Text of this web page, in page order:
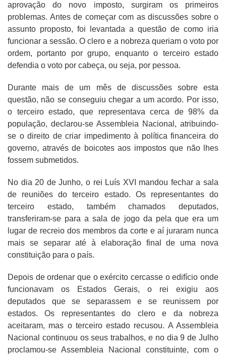
aprovação do novo imposto, surgiram os primeiros
problemas. Antes de começar com as discussões sobre o
assunto proposto, foi levantada a questão de como iria
funcionar a sessão. O clero e a nobreza queriam o voto por
ordem, portanto por grupo, enquanto o terceiro estado
defendia o voto por cabeça, ou seja, por pessoa.
Durante mais de um mês de discussões sobre esta
questão, não se conseguiu chegar a um acordo. Por isso,
o terceiro estado, que representava cerca de 98% da
população, declarou-se Assembleia Nacional, atribuindo-
se o direito de criar impedimento à política financeira do
governo, através de boicotes aos impostos que não lhes
fossem submetidos.
No dia 20 de Junho, o rei Luís XVI mandou fechar a sala
de reuniões do terceiro estado. Os representantes do
terceiro estado, também chamados deputados,
transferiram-se para a sala de jogo da pela que era um
lugar de recreio dos membros da corte e aí juraram nunca
mais se separar até à elaboração final de uma nova
constituição para o país.
Depois de ordenar que o exército cercasse o edifício onde
funcionavam os Estados Gerais, o rei exigiu aos
deputados que se separassem e se reunissem por
estados. Os representantes do clero e da nobreza
aceitaram, mas o terceiro estado recusou. A Assembleia
Nacional continuou os seus trabalhos, e no dia 9 de Julho
proclamou-se Assembleia Nacional constituinte, com o